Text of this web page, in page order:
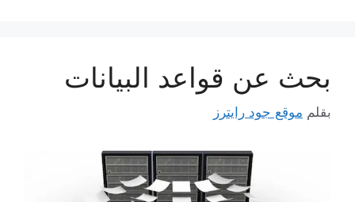
بحث عن قواعد البيانات
بقلم موقع جود رايترز